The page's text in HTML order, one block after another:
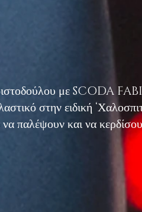
με SCODA
στην ειδική
παλέψουν και να